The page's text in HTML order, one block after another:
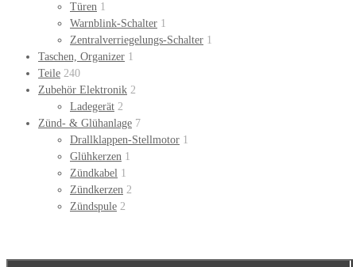
Türen 1
Warnblink-Schalter 1
Zentralverriegelungs-Schalter 1
Taschen, Organizer 1
Teile 240
Zubehör Elektronik 2
Ladegerät 2
Zünd- & Glühanlage 7
Drallklappen-Stellmotor 1
Glühkerzen 1
Zündkabel 1
Zündkerzen 2
Zündspule 2